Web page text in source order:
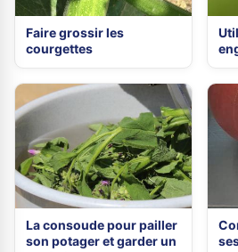
Faire grossir les
courgettes
La consoude pour pailler
son potager et garder un